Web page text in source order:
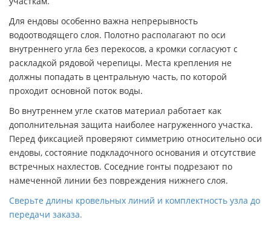
Для ендовы особенно важна непрерывность
водоотводящего слоя. Полотно располагают по оси
внутреннего угла без перекосов, а кромки согласуют с
раскладкой рядовой черепицы. Места крепления не
должны попадать в центральную часть, по которой
проходит основной поток воды.
Во внутреннем угле скатов материал работает как
дополнительная защита наиболее нагруженного участка.
Перед фиксацией проверяют симметрию относительно оси
ендовы, состояние подкладочного основания и отсутствие
встречных нахлестов. Соседние гонты подрезают по
намеченной линии без повреждения нижнего слоя.
Сверьте длины кровельных линий и комплектность узла до
передачи заказа.